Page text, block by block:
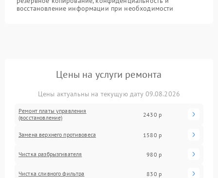
восстановление информации при необходимости
Цены на услуги ремонта
Цены актуальны на текущую дату 09.08.2026
Ремонт платы управления
(восстановление)
2430 р
Замена верхнего противовеса 1580 р
Чистка разбрызгивателя 980 р
Чистка сливного фильтра 830 р